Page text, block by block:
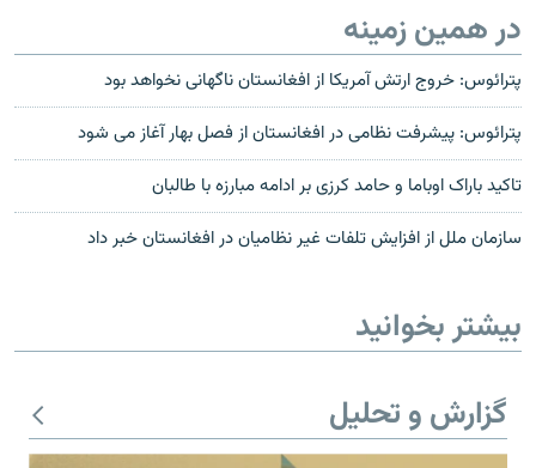
در همین زمینه
پترائوس: خروج ارتش آمريكا از افغانستان ناگهانى نخواهد بود
پترائوس: پیشرفت نظامی در افغانستان از فصل بهار آغاز می شود
تاکید باراک اوباما و حامد کرزی بر ادامه مبارزه با طالبان
سازمان ملل از افزایش تلفات غیر نظامیان در افغانستان خبر داد
بیشتر بخوانید
گزارش و تحلیل